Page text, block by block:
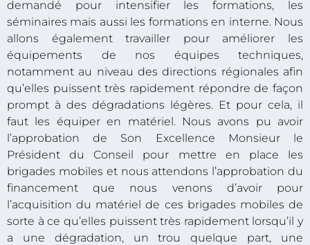
demandé pour intensifier les formations, les
séminaires mais aussi les formations en interne. Nous
allons également travailler pour améliorer les
équipements de nos équipes techniques,
notamment au niveau des directions régionales afin
qu’elles puissent très rapidement répondre de façon
prompt à des dégradations légères. Et pour cela, il
faut les équiper en matériel. Nous avons pu avoir
l’approbation de Son Excellence Monsieur le
Président du Conseil pour mettre en place les
brigades mobiles et nous attendons l’approbation du
financement que nous venons d’avoir pour
l’acquisition du matériel de ces brigades mobiles de
sorte à ce qu’elles puissent très rapidement lorsqu’il y
a une dégradation, un trou quelque part, une